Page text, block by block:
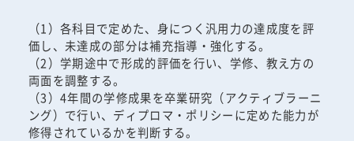
（1）各科目で定めた、身につく汎用力の達成度を評
価し、未達成の部分は補充指導・強化する。
（2）学期途中で形成的評価を行い、学修、教え方の
両面を調整する。
（3）4年間の学修成果を卒業研究（アクティブラーニ
ング）で行い、ディプロマ・ポリシーに定めた能力が
修得されているかを判断する。